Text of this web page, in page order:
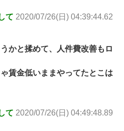
て 2020/07/26(日) 04:39:44.62
かと揉めて、人件費改善もロ
賃金低いままやってたとこは
て 2020/07/26(日) 04:49:48.89